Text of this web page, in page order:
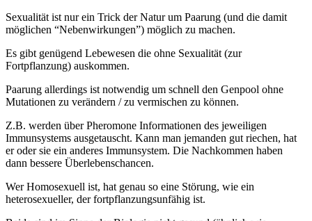
Sexualität ist nur ein Trick der Natur um Paarung (und die damit
möglichen “Nebenwirkungen”) möglich zu machen.
Es gibt genügend Lebewesen die ohne Sexualität (zur
Fortpflanzung) auskommen.
Paarung allerdings ist notwendig um schnell den Genpool ohne
Mutationen zu verändern / zu vermischen zu können.
Z.B. werden über Pheromone Informationen des jeweiligen
Immunsystems ausgetauscht. Kann man jemanden gut riechen, hat
er oder sie ein anderes Immunsystem. Die Nachkommen haben
dann bessere Überlebenschancen.
Wer Homosexuell ist, hat genau so eine Störung, wie ein
heterosexueller, der fortpflanzungsunfähig ist.